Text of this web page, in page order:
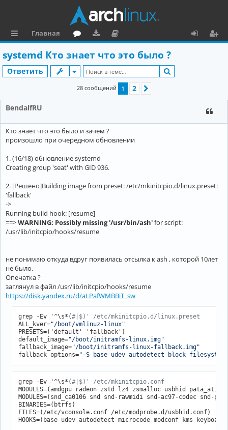
ы
л
и
Главная
ру
м
ру
зк
ку
м
та
ц
ц
systemd Кто знает что это было ?
Ответить
28 сообщений 1 2
BendalfRU
Кто знает что это было и зачем ?
произошло при очередном обновлении
1. (16/18) обновление systemd
Creating group 'seat' with GID 936.
2. [Решено]Building image from preset: /etc/mkinitcpio.d/linux.preset:
'fallback'
->
Running build hook: [resume]
==>WARNING: Possibly missing '/usr/bin/ash'for script:
/usr/lib/initcpio/hooks/resume
не понимаю откуда вдруг появилась отсылка к ash , которой 10лет
не было.
Опечатка ?
заглянул в файл /usr/lib/initcpio/hooks/resume
https://disk.yandex.ru/d/aLPafWMBBiT_sw
grep -Ev '^\s*(#|$)' /etc/mkinitcpio.d/linux.preset
ALL_kver="/boot/vmlinuz-linux"
PRESETS=('default' 'fallback')
default_image="/boot/initramfs-linux.img"
fallback_image="/boot/initramfs-linux-fallback.img"
fallback_options="-S base udev autodetect block
grep -Ev '^\s*(#|$)' /etc/mkinitcpio.conf
MODULES=(amdgpu radeon zstd lz4 zsmalloc usbhid
MODULES=(snd_ca0106 snd snd-rawmidi snd-ac97-codec snd-pcm)
BINARIES=(btrfs)
FILES=(/etc/vconsole.conf /etc/modprobe.d/usbhid.conf)
HOOKS=(base udev autodetect microcode modconf kms